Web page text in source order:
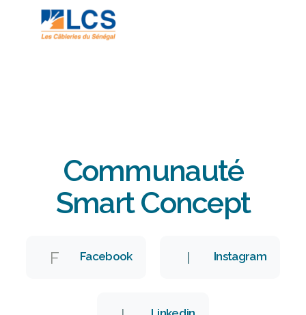
Communauté
Smart Concept
F Facebook I Instagram